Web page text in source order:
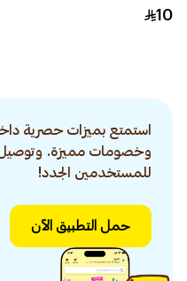
10
استمتع بميزات حصرية
وخصومات مميزة. وتوصيل
للمستخدمين الجدد!
حمل التطبيق الآن